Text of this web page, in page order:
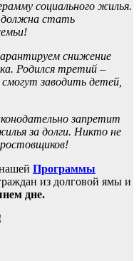
социального жилья.
должна стать
снижение
Родился третий –
смогут заводить детей,
запретит
за долги. Никто не
Программы
из долговой ямы и
дне.